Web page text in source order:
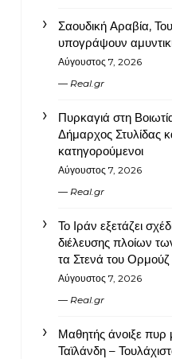
Σαουδική Αραβία,
υπογράψουν
Αύγουστος 7, 2026
Real.gr
Πυρκαγιά στη
Δήμαρχος Στυλίδας
κατηγορούμενοι
Αύγουστος 7, 2026
Real.gr
Το Ιράν εξετάζει
διέλευσης πλοίων
τα Στενά του Ορμούζ
Αύγουστος 7, 2026
Real.gr
Μαθητής άνοιξε πυρ
Ταϊλάνδη –